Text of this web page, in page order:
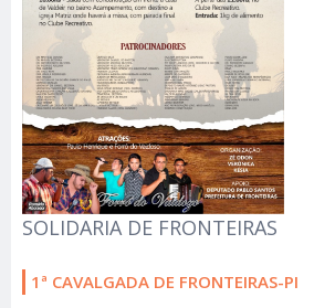
SOLIDARIA DE FRONTEIRAS
1ª CAVALGADA DE FRONTEIRAS-PI